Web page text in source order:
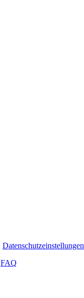
Datenschutzeinstellungen
FAQ